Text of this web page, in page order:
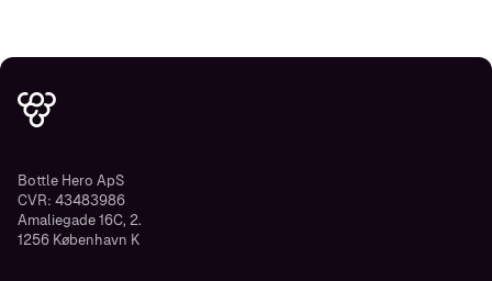
Bottle Hero ApS
CVR: 43483986
Amaliegade 16C, 2.
1256 København K